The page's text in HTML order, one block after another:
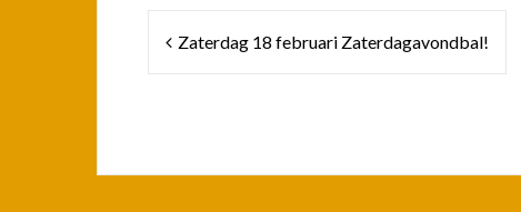
Bericht
navigatie
Zaterdag 18 februari Zaterdagavondbal!